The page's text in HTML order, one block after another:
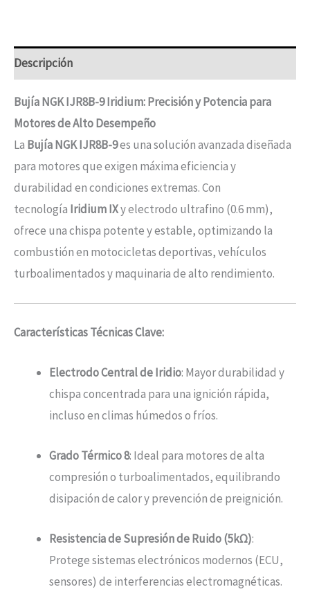
Descripción
Bujía NGK IJR8B-9 Iridium: Precisión y Potencia para
Motores de Alto Desempeño
La Bujía NGK IJR8B-9es una solución avanzada diseñada
para motores que exigen máxima eficiencia y
durabilidad en condiciones extremas. Con
tecnología Iridium IXy electrodo ultrafino (0.6 mm),
ofrece una chispa potente y estable, optimizando la
combustión en motocicletas deportivas, vehículos
turboalimentados y maquinaria de alto rendimiento.
Características Técnicas Clave:
Electrodo Central de Iridio: Mayor durabilidad y
chispa concentrada para una ignición rápida,
incluso en climas húmedos o fríos.
Grado Térmico 8: Ideal para motores de alta
compresión o turboalimentados, equilibrando
disipación de calor y prevención de preignición.
Resistencia de Supresión de Ruido (5kΩ):
Protege sistemas electrónicos modernos (ECU,
sensores) de interferencias electromagnéticas.